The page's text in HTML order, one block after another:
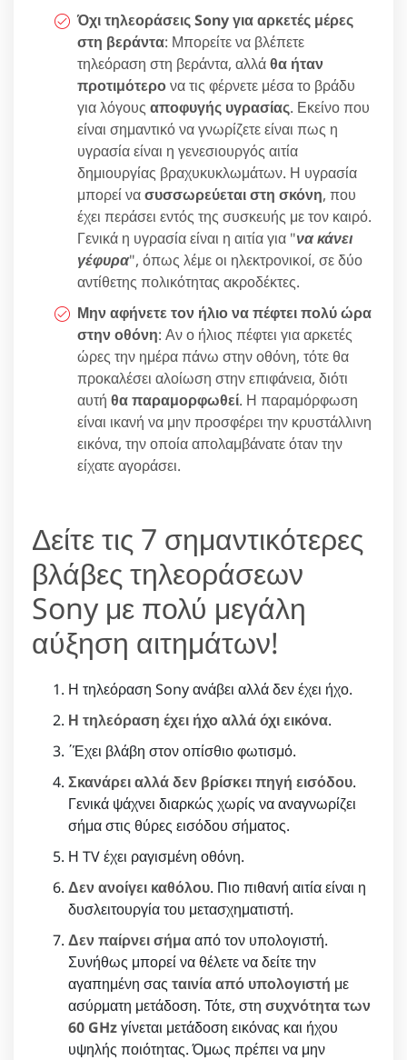
Όχι τηλεοράσεις Sony για αρκετές μέρες
στη βεράντα: Μπορείτε να βλέπετε
τηλεόραση στη βεράντα, αλλάθα ήταν
προτιμότερονα τις φέρνετε μέσα το βράδυ
για λόγους αποφυγής υγρασίας. Εκείνο που
είναι σημαντικό να γνωρίζετε είναι πως η
υγρασία είναι η γενεσιουργός αιτία
δημιουργίας βραχυκυκλωμάτων. Η υγρασία
μπορεί νασυσσωρεύεται στη σκόνη, που
έχει περάσει εντός της συσκευής με τον καιρό.
Γενικά η υγρασία είναι η αιτία για "να κάνει
γέφυρα", όπως λέμε οι ηλεκτρονικοί, σε δύο
αντίθετης πολικότητας ακροδέκτες.
Μην αφήνετε τον ήλιο να πέφτει πολύ ώρα
στην οθόνη: Αν ο ήλιος πέφτει για αρκετές
ώρες την ημέρα πάνω στην οθόνη, τότε θα
προκαλέσει αλοίωση στην επιφάνεια, διότι
αυτή θα παραμορφωθεί. Η παραμόρφωση
είναι ικανή να μην προσφέρει την κρυστάλλινη
εικόνα, την οποία απολαμβάνατε όταν την
είχατε αγοράσει.
Δείτε τις 7 σημαντικότερες
βλάβες τηλεοράσεων
Sony με πολύ μεγάλη
αύξηση αιτημάτων!
Η τηλεόραση Sony ανάβει αλλά δεν έχει ήχο.
Η τηλεόραση έχει ήχο αλλά όχι εικόνα.
΄Έχει βλάβη στον οπίσθιο φωτισμό.
Σκανάρει αλλά δεν βρίσκει πηγή εισόδου.
Γενικά ψάχνει διαρκώς χωρίς να αναγνωρίζει
σήμα στις θύρες εισόδου σήματος.
Η TV έχει ραγισμένη οθόνη.
Δεν ανοίγει καθόλου. Πιο πιθανή αιτία είναι η
δυσλειτουργία του μετασχηματιστή.
Δεν παίρνει σήμααπό τον υπολογιστή.
Συνήθως μπορεί να θέλετε να δείτε την
αγαπημένη σας ταινία από υπολογιστή με
ασύρματη μετάδοση. Τότε, στη συχνότητα των
60 GHzγίνεται μετάδοση εικόνας και ήχου
υψηλής ποιότητας. Όμως πρέπει να μην